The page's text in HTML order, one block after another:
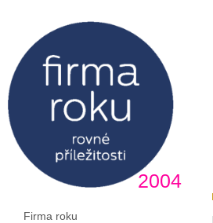
2004
Firma roku